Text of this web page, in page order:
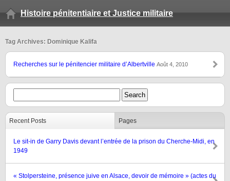
Histoire pénitentiaire et Justice militaire
Tag Archives: Dominique Kalifa
Recherches sur le pénitencier militaire d’Albertville Août 4, 2010
Recent Posts Pages
Le sit-in de Garry Davis devant l’entrée de la prison du Cherche-Midi, en
1949
« Stolpersteine, présence juive en Alsace, devoir de mémoire » (actes du